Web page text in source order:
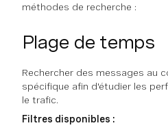
méthodes de recherche :
Plage de temps
Rechercher des messages au
spécifique afin d'étudier les
le trafic.
Filtres disponibles :